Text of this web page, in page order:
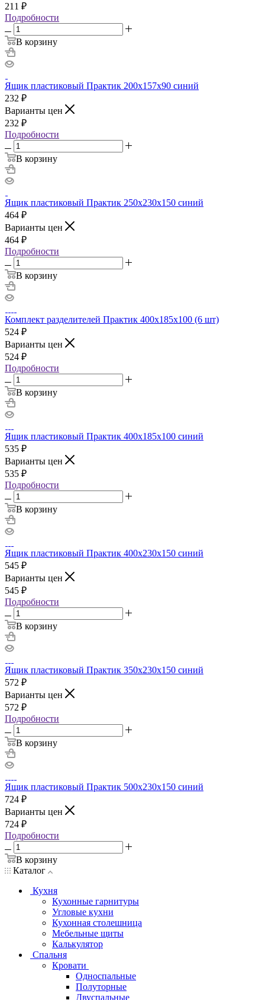
211 ₽
Подробности
В корзину
Ящик пластиковый Практик 200x157x90 синий
232 ₽
Варианты цен
232 ₽
Подробности
В корзину
Ящик пластиковый Практик 250х230х150 синий
464 ₽
Варианты цен
464 ₽
Подробности
В корзину
Комплект разделителей Практик 400x185x100 (6 шт)
524 ₽
Варианты цен
524 ₽
Подробности
В корзину
Ящик пластиковый Практик 400x185x100 синий
535 ₽
Варианты цен
535 ₽
Подробности
В корзину
Ящик пластиковый Практик 400x230x150 синий
545 ₽
Варианты цен
545 ₽
Подробности
В корзину
Ящик пластиковый Практик 350х230х150 синий
572 ₽
Варианты цен
572 ₽
Подробности
В корзину
Ящик пластиковый Практик 500x230x150 синий
724 ₽
Варианты цен
724 ₽
Подробности
В корзину
Каталог
Кухня
Кухонные гарнитуры
Угловые кухни
Кухонная столешница
Мебельные щиты
Калькулятор
Спальня
Кровати
Односпальные
Полуторные
Двуспальные